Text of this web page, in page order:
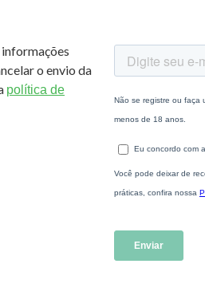
o envio da
política de